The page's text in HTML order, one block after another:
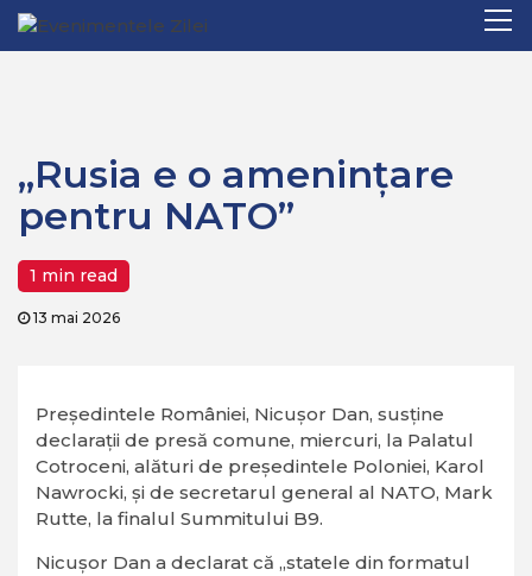
Mergi
Home Politica „Rusia e o amenințare pentru NATO”
„Rusia e o amenințare
pentru NATO”
1 min read
13 mai 2026
Președintele României, Nicușor Dan, susține
declarații de presă comune, miercuri, la Palatul
Cotroceni, alături de președintele Poloniei, Karol
Nawrocki, și de secretarul general al NATO, Mark
Rutte, la finalul Summitului B9.
Nicușor Dan a declarat că „statele din formatul